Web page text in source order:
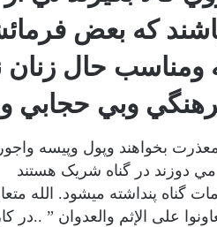
باشند كه بعض
ومناسب حال
وبي حجابي
بخواهند وپول وپيسه
دوزند در گناه شریک هستند
گناه پنداشته میشود. الله
على الإثم والعدوان ” ..در